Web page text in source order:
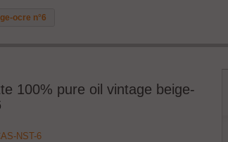
ocre n°6
100% pure oil vintage beige-
NST-6